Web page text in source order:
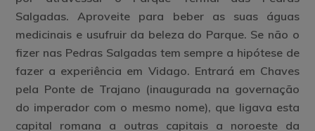
Salgadas. Aproveite para beber as suas águas
medicinais e usufruir da beleza do Parque. Se não o
fizer nas Pedras Salgadas tem sempre a hipótese de
fazer a experiência em Vidago. Entrará em Chaves
pela Ponte de Trajano (inaugurada na governação
do imperador com o mesmo nome), que ligava esta
capital romana a outras capitais a noroeste da